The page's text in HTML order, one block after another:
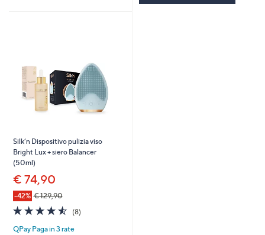
Silk’n Dispositivo pulizia viso
Bright Lux + siero Balancer
(50ml)
€ 74,90
-42% € 129,90
4.5
of
5
(8)8
QPay Paga in 3 rate